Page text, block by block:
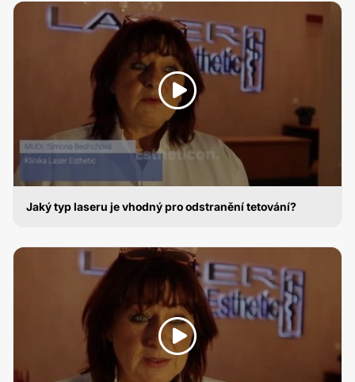
Jaký typ laseru je vhodný pro odstranění tetování?